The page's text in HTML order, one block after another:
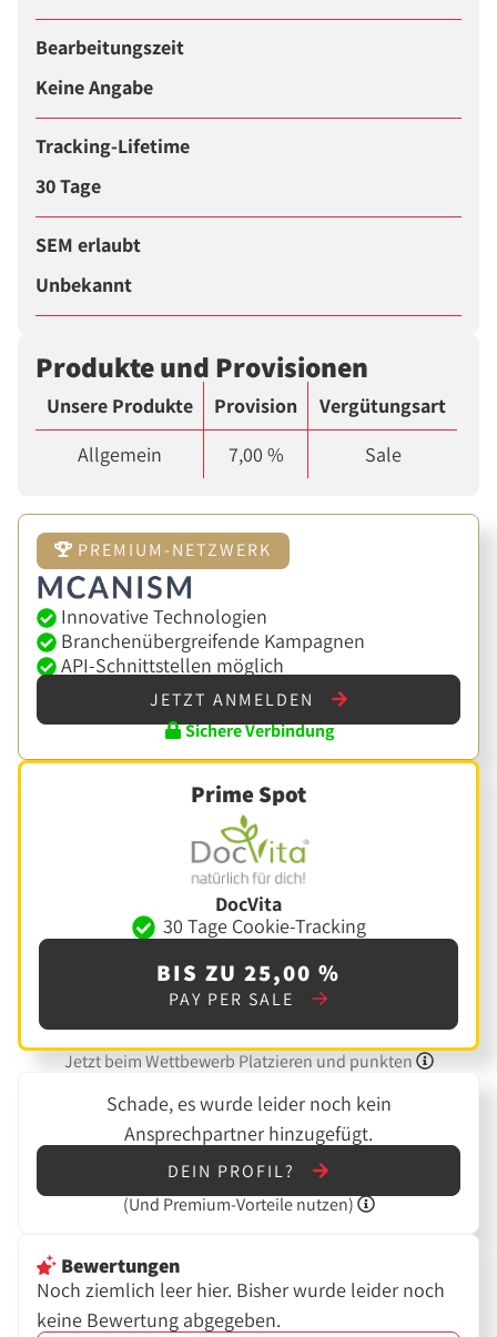
Bearbeitungszeit
Keine Angabe
Tracking-Lifetime
30 Tage
SEM erlaubt
Unbekannt
Produkte und Provisionen
Unsere Produkte Provision
Vergütungsart
Allgemein
7,00 % Sale
PREMIUM-NETZWERK
Innovative Technologien
Branchenübergreifende Kampagnen
API-Schnittstellen möglich
JETZT ANMELDEN
Sichere Verbindung
Prime Spot
DocVita
30 Tage Cookie-Tracking
BIS ZU 25,00 %
PAY PER SALE
Jetzt beim Wettbewerb Platzieren und punkten
Schade, es wurde leider noch kein
Ansprechpartner hinzugefügt.
DEIN PROFIL?
(Und Premium-Vorteile nutzen)
Bewertungen
Noch ziemlich leer hier. Bisher wurde leider noch
keine Bewertung abgegeben.